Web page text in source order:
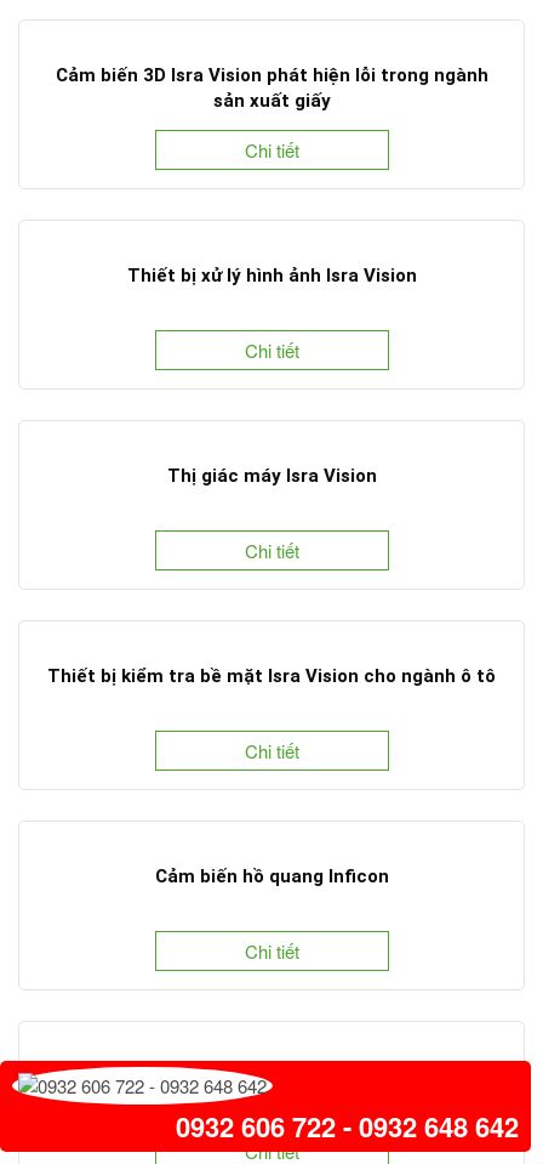
Cảm biến 3D Isra Vision phát hiện lỗi trong ngành
sản xuất giấy
Chi tiết
Thiết bị xử lý hình ảnh Isra Vision
Chi tiết
Thị giác máy Isra Vision
Chi tiết
Thiết bị kiểm tra bề mặt Isra Vision cho ngành ô tô
Chi tiết
Cảm biến hồ quang Inficon
Chi tiết
Camera IDS Imaging Development Systems
Chi tiết
0932 606 722 - 0932 648 642